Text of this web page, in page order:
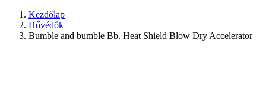
Kezdőlap
Hővédők
Bumble and bumble Bb. Heat Shield Blow Dry Accelerator